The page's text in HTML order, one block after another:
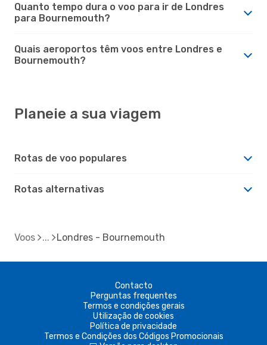
Quanto tempo dura o voo para ir de Londres
para Bournemouth?
Quais aeroportos têm voos entre Londres e
Bournemouth?
Planeie a sua viagem
Rotas de voo populares
Rotas alternativas
Voos Londres - Bournemouth
Contacto
Perguntas frequentes
Termos e condições gerais
Utilização de cookies
Política de privacidade
Termos e Condições dos Códigos Promocionais